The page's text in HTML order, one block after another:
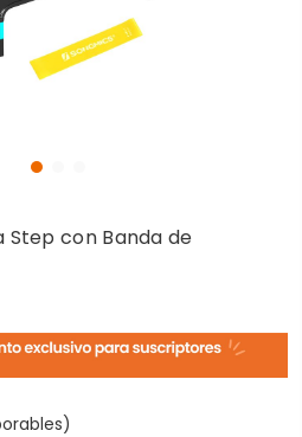
Step con Banda de